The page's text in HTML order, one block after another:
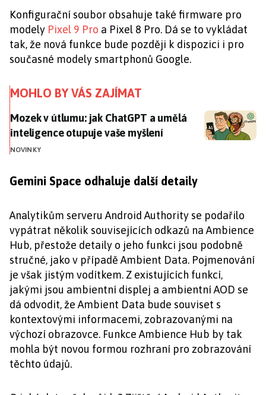
Konfigurační soubor obsahuje také firmware pro
modely Pixel 9 Pro a Pixel 8 Pro. Dá se to vykládat
tak, že nová funkce bude později k dispozici i pro
současné modely smartphonů Google.
MOHLO BY VÁS ZAJÍMAT
Mozek v útlumu: jak ChatGPT a umělá inteligence
Mozek v útlumu: jak ChatGPT a umělá
inteligence otupuje vaše myšlení
NOVINKY
Gemini Space odhaluje další detaily
Analytikům serveru Android Authority se podařilo
vypátrat několik souvisejících odkazů na Ambience
Hub, přestože detaily o jeho funkci jsou podobně
stručné, jako v případě Ambient Data. Pojmenování
je však jistým vodítkem. Z existujících funkcí,
jakými jsou ambientní displej a ambientní AOD se
dá odvodit, že Ambient Data bude souviset s
kontextovými informacemi, zobrazovanými na
výchozí obrazovce. Funkce Ambience Hub by tak
mohla být novou formou rozhraní pro zobrazování
těchto údajů.